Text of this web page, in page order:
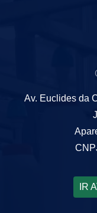
Av. Euclides da
IR